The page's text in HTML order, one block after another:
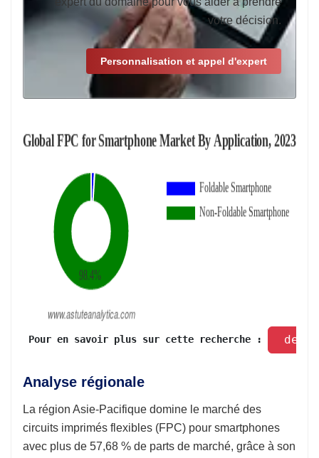
votre décision.
Personnalisation et appel d'expert
Pour en savoir plus sur cette recherche :
Analyse régionale
La région Asie-Pacifique domine le marché des
circuits imprimés flexibles (FPC) pour smartphones
avec plus de 57,68 % de parts de marché, grâce à son